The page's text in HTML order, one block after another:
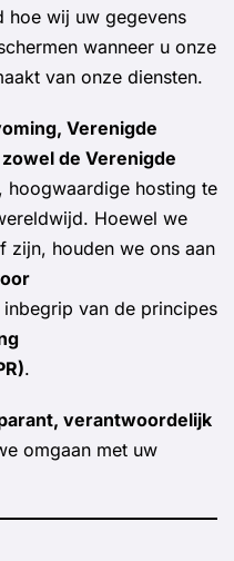
hoe wij uw gegevens
wanneer u onze
van onze diensten.
Verenigde
zowel de Verenigde
hoogwaardige hosting te
Hoewel we
zijn, houden we ons aan
inbegrip van de principes
.
verantwoordelijk
omgaan met uw